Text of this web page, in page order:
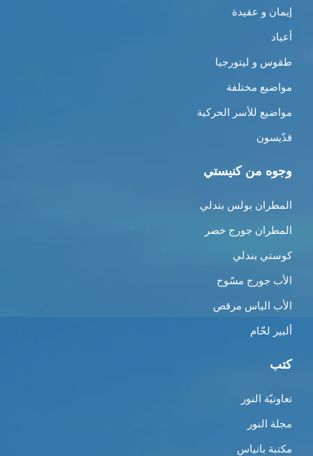
إيمان و عقيدة
أعياد
طقوس و ليتورجيا
مواضيع مختلفة
مواضيع للأسر الحركية
قدّيسون
وجوه من كنيستي
المطران بولس بندلي
المطران جورج خضر
كوستي بندلي
الأب جورج مسّوح
الأب الياس مرقص
ألبير لحّام
كتب
تعاونيّة النور
مجلة النور
مكتبة بانياس